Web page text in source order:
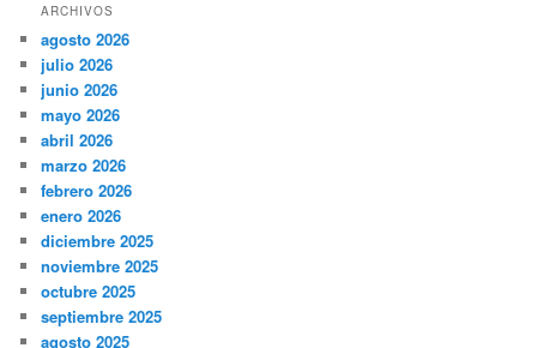
ARCHIVOS
agosto 2026
julio 2026
junio 2026
mayo 2026
abril 2026
marzo 2026
febrero 2026
enero 2026
diciembre 2025
noviembre 2025
octubre 2025
septiembre 2025
agosto 2025